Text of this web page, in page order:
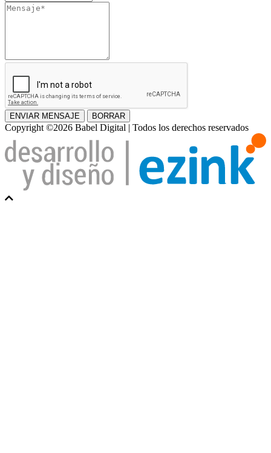
Mensaje
ENVIAR MENSAJE BORRAR
Copyright ©2026 Babel Digital | Todos los derechos reservados